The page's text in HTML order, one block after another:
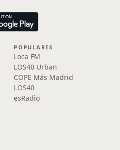
POPULARES
Loca FM
LOS40 Urban
COPE Más Madrid
LOS40
esRadio